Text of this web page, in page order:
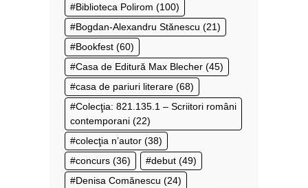
Biblioteca Polirom (100)
Bogdan-Alexandru Stănescu (21)
Bookfest (60)
Casa de Editură Max Blecher (45)
casa de pariuri literare (68)
Colecţia: 821.135.1 – Scriitori români
contemporani (22)
colecţia n’autor (38)
concurs (36) debut (49)
Denisa Comănescu (24)